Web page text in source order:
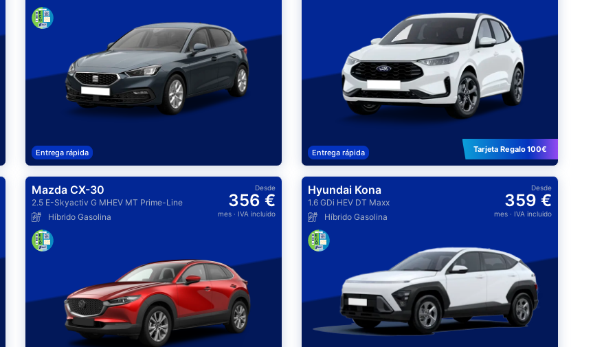
Entrega rápida Entrega rápida Tarjeta Regalo 100€
Mazda CX-30
2.5 E-Skyactiv G MHEV MT Prime-Line
Híbrido Gasolina
Desde
356 €
mes· IVA incluido
Hyundai Kona
1.6 GDi HEV DT Maxx
Híbrido Gasolina
Desde
359 €
mes· IVA incluido